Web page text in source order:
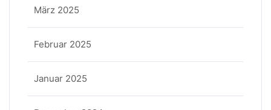
März 2025
Februar 2025
Januar 2025